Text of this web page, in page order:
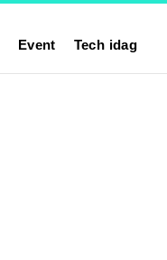
Event Tech idag